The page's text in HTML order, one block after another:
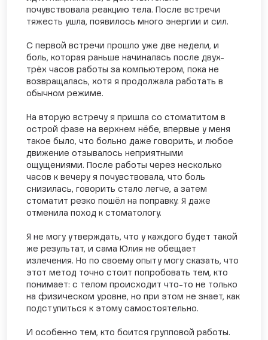
почувствовала реакцию тела. После встречи
тяжесть ушла, появилось много энергии и сил.
С первой встречи прошло уже две недели, и
боль, которая раньше начиналась после двух-
трёх часов работы за компьютером, пока не
возвращалась, хотя я продолжала работать в
обычном режиме.
На вторую встречу я пришла со стоматитом в
острой фазе на верхнем нёбе, впервые у меня
такое было, что больно даже говорить, и любое
движение отзывалось неприятными
ощущениями. После работы через несколько
часов к вечеру я почувствовала, что боль
снизилась, говорить стало легче, а затем
стоматит резко пошёл на поправку. Я даже
отменила поход к стоматологу.
Я не могу утверждать, что у каждого будет такой
же результат, и сама Юлия не обещает
излечения. Но по своему опыту могу сказать, что
этот метод точно стоит попробовать тем, кто
понимает: с телом происходит что-то не только
на физическом уровне, но при этом не знает, как
подступиться к этому самостоятельно.
И особенно тем, кто боится групповой работы.